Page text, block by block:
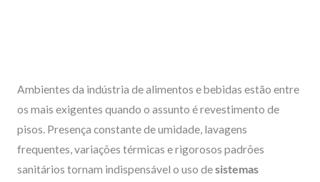
Ambientes da indústria de alimentos e bebidas estão entre
os mais exigentes quando o assunto é revestimento de
pisos. Presença constante de umidade, lavagens
frequentes, variações térmicas e rigorosos padrões
sanitários tornam indispensável o uso desistemas